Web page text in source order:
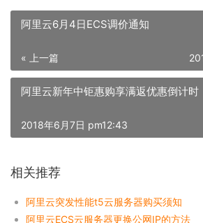
阿里云6月4日ECS调价通知
« 上一篇
阿里云新年中钜惠购享满返优惠倒计时
2018年6月7日 pm12:43
相关推荐
阿里云突发性能t5云服务器购买须知
阿里云ECS云服务器更换公网IP的方法